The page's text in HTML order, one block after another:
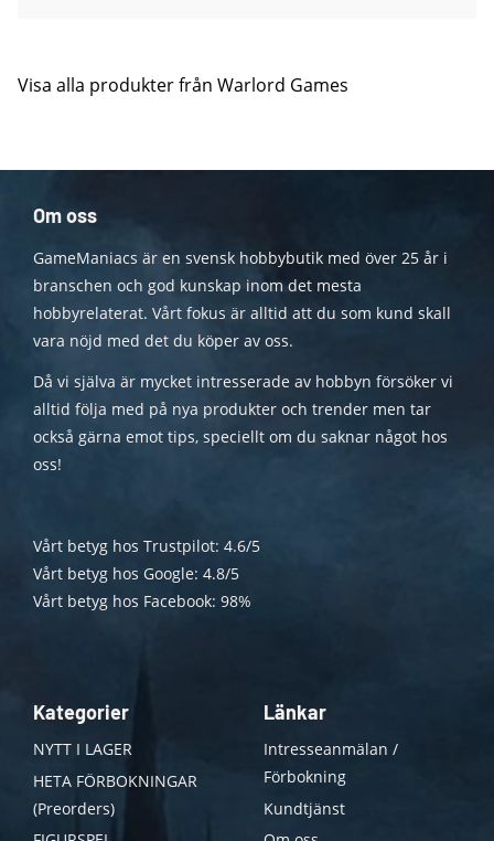
Visa alla produkter från Warlord Games
Om oss
GameManiacs är en svensk hobbybutik med över 25 år i
branschen och god kunskap inom det mesta
hobbyrelaterat. Vårt fokus är alltid att du som kund skall
vara nöjd med det du köper av oss.
Då vi själva är mycket intresserade av hobbyn försöker vi
alltid följa med på nya produkter och trender men tar
också gärna emot tips, speciellt om du saknar något hos
oss!
Vårt betyg hos Trustpilot: 4.6/5
Vårt betyg hos Google: 4.8/5
Vårt betyg hos Facebook: 98%
Kategorier
NYTT I LAGER
HETA FÖRBOKNINGAR
(Preorders)
Länkar
Intresseanmälan /
Förbokning
Kundtjänst